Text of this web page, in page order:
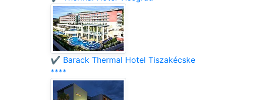
✔️ Barack Thermal Hotel Tiszakécske
****